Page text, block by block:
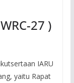
27 )
IARU
yaitu Rapat